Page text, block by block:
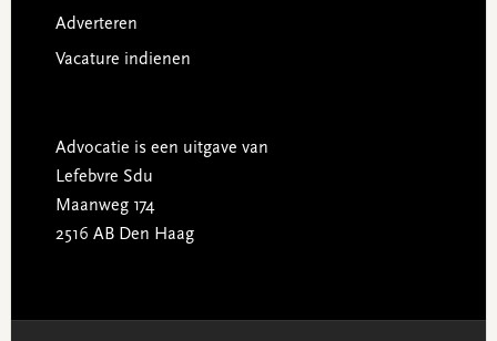
Adverteren
Vacature indienen
Advocatie is een uitgave van
Lefebvre Sdu
Maanweg 174
2516 AB Den Haag